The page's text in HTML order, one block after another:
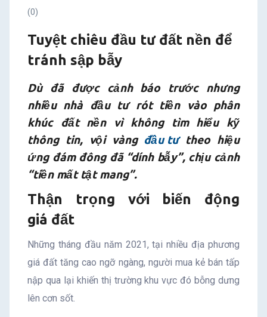
(0)
Tuyệt chiêu đầu tư đất nền để
tránh sập bẫy
Dù đã được cảnh báo trước nhưng
nhiều nhà đầu tư rót tiền vào phân
khúc đất nền vì không tìm hiểu kỹ
thông tin, vội vàng đầu tưtheo hiệu
ứng đám đông đã “dính bẫy”, chịu cảnh
“tiền mất tật mang”.
Thận trọng với biến động
giá đất
Những tháng đầu năm 2021, tại nhiều địa phương
giá đất tăng cao ngỡ ngàng, người mua kẻ bán tấp
nập qua lại khiến thị trường khu vực đó bỗng dưng
lên cơn sốt.